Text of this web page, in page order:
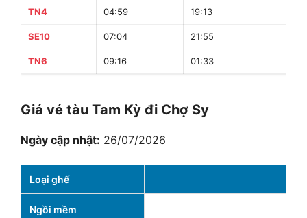
TN4 04:59 19:13
SE10 07:04 21:55
TN6 09:16 01:33
Giá vé tàu Tam Kỳ đi Chợ Sy
Ngày cập nhật: 26/07/2026
Loại ghế
Ngồi mềm